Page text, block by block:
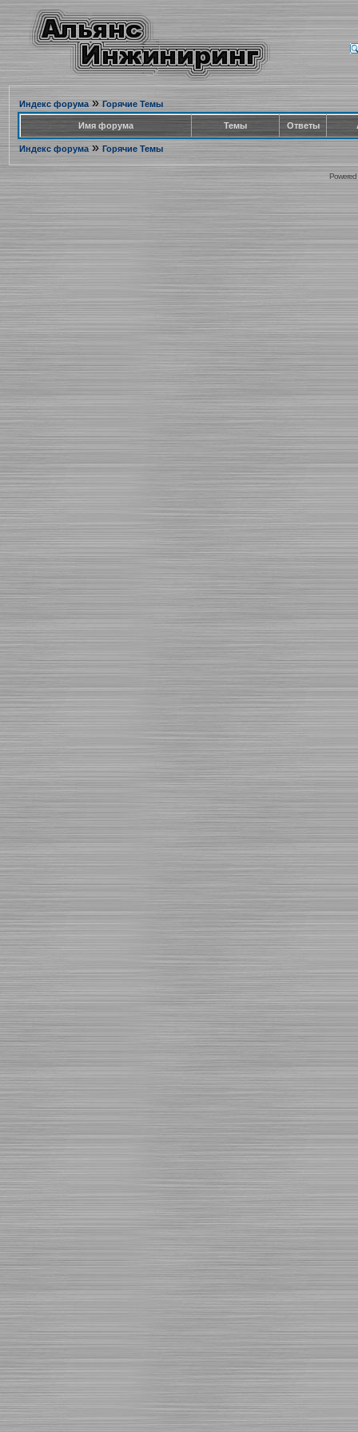
Индекс форума» Горячие Темы
Имя форума Темы Ответы
Индекс форума» Горячие Темы